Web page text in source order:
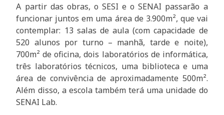
A partir das obras, o SESI e o SENAI passarão a
funcionar juntos em uma área de 3.900m², que vai
contemplar: 13 salas de aula (com capacidade de
520 alunos por turno – manhã, tarde e noite),
700m² de oficina, dois laboratórios de informática,
três laboratórios técnicos, uma biblioteca e uma
área de convivência de aproximadamente 500m².
Além disso, a escola também terá uma unidade do
SENAI Lab.